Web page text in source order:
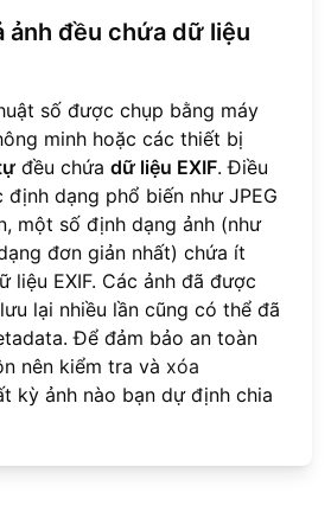
ảnh đều chứa dữ liệu
số được chụp bằng máy
minh hoặc các thiết bị
đều chứa dữ liệu EXIF. Điều
dạng phổ biến như JPEG
một số định dạng ảnh (như
đơn giản nhất) chứa ít
liệu EXIF. Các ảnh đã được
lại nhiều lần cũng có thể đã
Để đảm bảo an toàn
nên kiểm tra và xóa
kỳ ảnh nào bạn dự định chia